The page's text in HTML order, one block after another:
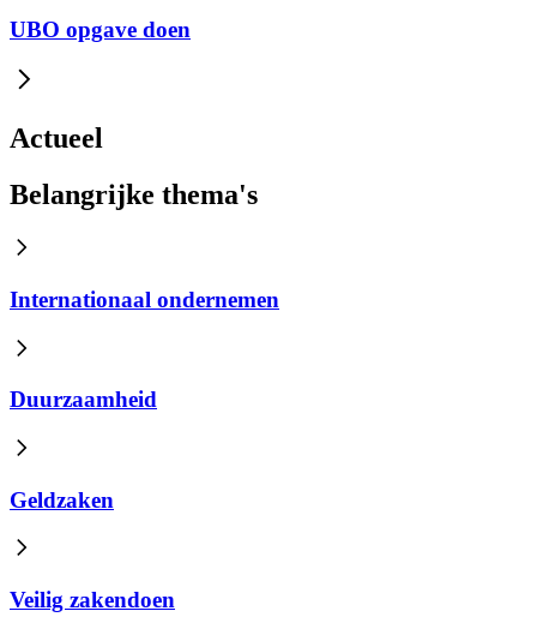
UBO opgave doen
Actueel
Belangrijke thema's
Internationaal ondernemen
Duurzaamheid
Geldzaken
Veilig zakendoen